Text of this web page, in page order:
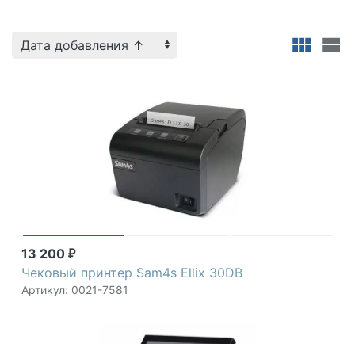
13 200 ₽
Чековый принтер Sam4s Ellix 30DB
Артикул: 0021-7581